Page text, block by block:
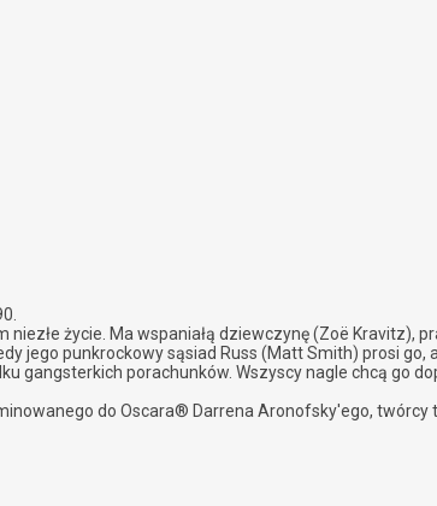
życie. Ma wspaniałą dziewczynę (Zoë Kravitz),
jego punkrockowy sąsiad Russ (Matt Smith) prosi go,
gangsterkich porachunków. Wszyscy nagle chcą go
do Oscara® Darrena Aronofsky'ego,